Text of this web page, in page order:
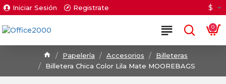
Iniciar Sesión Registrate $
0
Papelería Accesorios
Billeteras
Billetera Chica Color Lila Mate MOOREBAGS